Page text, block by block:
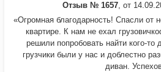
Отзыв № 1657, от
«Огромная благодарность! Спасли от
квартире. К нам не ехал
решили попробовать найти кого-то
грузчики были у нас и доблестно
диван.